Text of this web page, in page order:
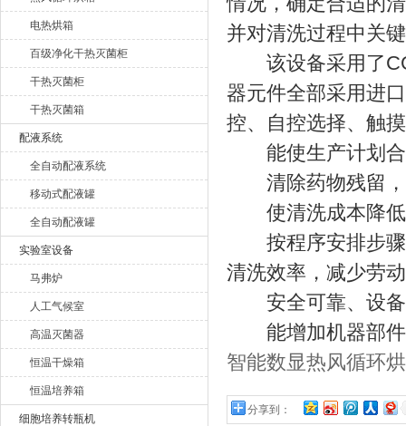
电热烘箱
百级净化干热灭菌柜
干热灭菌柜
干热灭菌箱
配液系统
全自动配液系统
移动式配液罐
全自动配液罐
实验室设备
马弗炉
人工气候室
高温灭菌器
恒温干燥箱
恒温培养箱
细胞培养转瓶机
并对清洗过程中关
该设备采用了
器元件全部采用进
控、自控选择、触
能使生产计划合
清除药物残留，
使清洗成本降低
按程序安排步骤
清洗效率，减少劳
安全可靠、设备
能增加机器部件
智能数显热风循环
分享到：